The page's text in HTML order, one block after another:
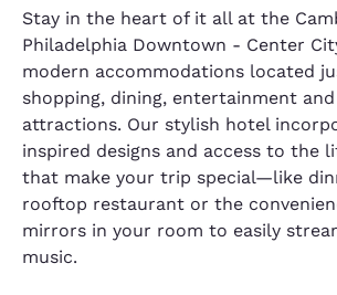
Stay in the heart of it all at the
Philadelphia Downtown - Center
modern accommodations located
shopping, dining, entertainment
attractions. Our stylish hotel
inspired designs and access to the
that make your trip special—like
rooftop restaurant or the
mirrors in your room to easily
music.